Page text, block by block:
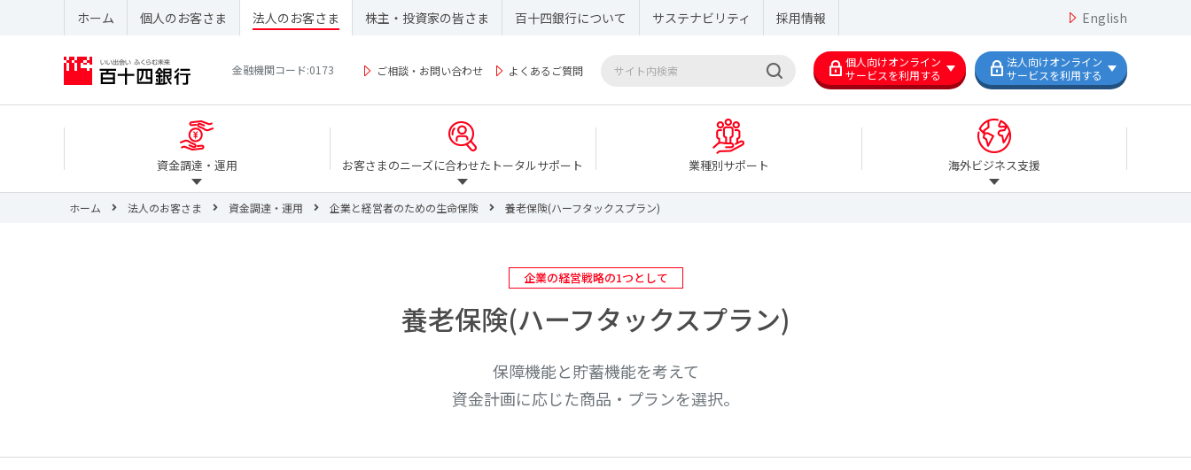
ホーム 個人のお客さま 法人のお客さま 株主・投資家の皆さま 百十四銀行について サステナビリティ 採用情報 English
金融機関コード:0173 ご相談・お問い合わせ よくあるご質問
個人向けオンライン
サービスを利用する
法人向けオンライン
サービスを利用する
資金調達・運用 お客さまのニーズに合わせたトータルサポート 業種別サポート 海外ビジネス支援
ホーム 法人のお客さま 資金調達・運用 企業と経営者のための生命保険 養老保険(ハーフタックスプラン)
企業の経営戦略の1つとして
養老保険(ハーフタックスプラン)
保障機能と貯蓄機能を考えて
資金計画に応じた商品・プランを選択。